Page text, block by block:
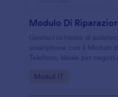
Modulo Di
Gestisci richieste di
smartphone con il Modulo
Telefono, ideale per
ogni risposta in Jotform.
Go to Category:
Moduli IT